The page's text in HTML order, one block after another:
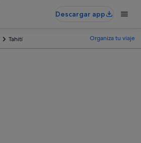
Descargar app
Tahití Organiza tu viaje